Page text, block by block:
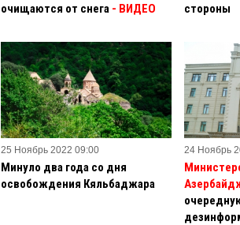
очищаются от снега - ВИДЕО
стороны
25 Ноябрь 2022 09:00
Минуло два года со дня
освобождения Кяльбаджара
24 Ноябрь